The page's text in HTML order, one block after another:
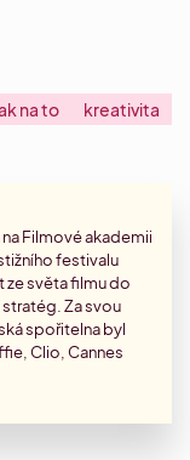
na to kreativita
Filmové akademii
festivalu
ze světa filmu do
Za svou
spořitelna byl
Clio, Cannes